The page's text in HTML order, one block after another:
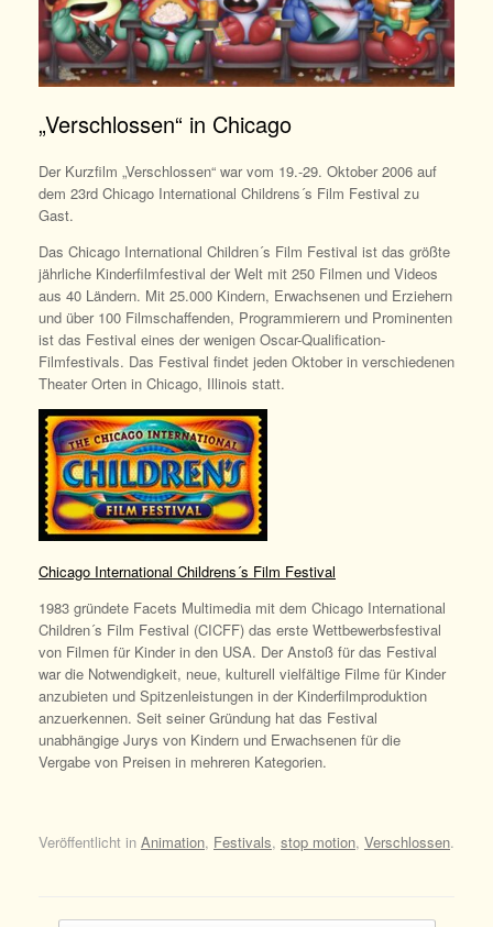
„Verschlossen“ in Chicago
Der Kurzfilm „Verschlossen“ war vom 19.-29. Oktober 2006 auf
dem 23rd Chicago International Childrens´s Film Festival zu
Gast.
Das Chicago International Children´s Film Festival ist das größte
jährliche Kinderfilmfestival der Welt mit 250 Filmen und Videos
aus 40 Ländern. Mit 25.000 Kindern, Erwachsenen und Erziehern
und über 100 Filmschaffenden, Programmierern und Prominenten
ist das Festival eines der wenigen Oscar-Qualification-
Filmfestivals. Das Festival findet jeden Oktober in verschiedenen
TheaterOrten in Chicago, Illinois statt.
Chicago International Childrens´s Film Festival
1983 gründete Facets Multimedia mit dem Chicago International
Children´s Film Festival (CICFF) das erste Wettbewerbsfestival
von Filmen für Kinder in den USA. Der Anstoß für das Festival
war die Notwendigkeit, neue, kulturell vielfältige Filme für Kinder
anzubieten und Spitzenleistungen in der Kinderfilmproduktion
anzuerkennen. Seit seiner Gründung hat das Festival
unabhängige Jurys von Kindern und Erwachsenen für die
Vergabe von Preisen in mehreren Kategorien.
Veröffentlicht in Animation, Festivals, stop motion, Verschlossen.